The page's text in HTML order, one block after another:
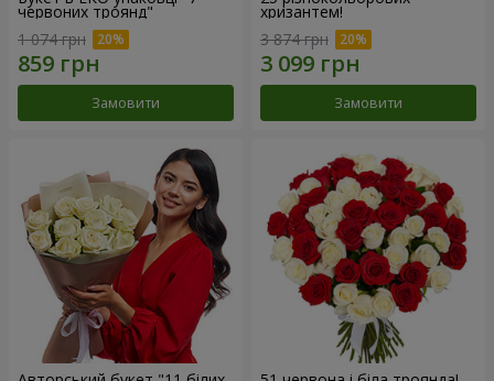
червоних троянд"
1 074 грн
Замовити
хризантем!
3 874 грн
Замовити